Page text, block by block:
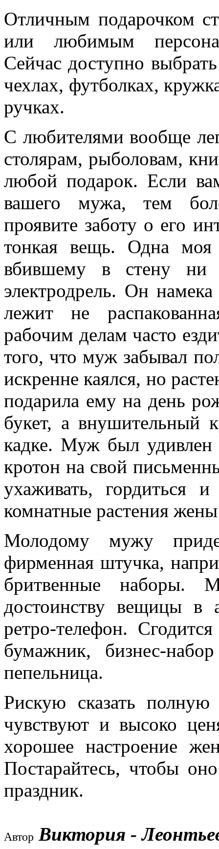
Отличным подарочком
или любимым
Сейчас доступно
чехлах, футболках,
ручках.
С любителями вообще
столярам, рыболовам,
любой подарок. Если
вашего мужа, тем
проявите заботу о его
тонкая вещь. Одна моя
вбившему в стену ни
электродрель. Он
лежит не
рабочим делам часто
того, что муж забывал
искренне каялся, но
подарила ему на день
букет, а внушительный
кадке. Муж был
кротон на свой
ухаживать, гордиться
комнатные растения
Молодому мужу
фирменная штучка,
бритвенные наборы.
достоинству вещицы в
ретро-телефон.
бумажник, бизнес-
пепельница.
Рискую сказать
чувствуют и высоко
хорошее настроение
Постарайтесь, чтобы
праздник.
Автор Виктория -